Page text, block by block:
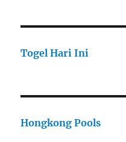
Togel Hari Ini
Hongkong Pools